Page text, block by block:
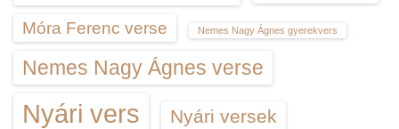
Móra Ferenc verse Nemes Nagy Ágnes gyerekvers
Nemes Nagy Ágnes verse
Nyári vers Nyári versek